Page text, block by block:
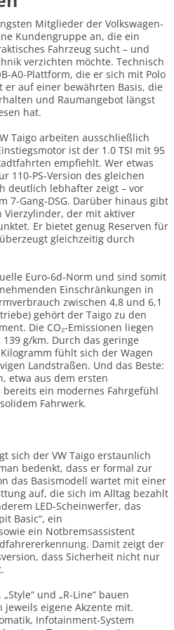
Mitglieder der Volkswagen-
Kundengruppe an, die ein
Fahrzeug sucht – und
verzichten möchte. Technisch
A0-Plattform, die er sich mit Polo
er auf einer bewährten Basis, die
und Raumangebot längst
hat.
Taigo arbeiten ausschließlich
ist der 1.0 TSI mit 95
empfiehlt. Wer etwas
110-PS-Version des gleichen
deutlich lebhafter zeigt – vor
7-Gang-DSG. Darüber hinaus gibt
Vierzylinder, der mit aktiver
Er bietet genug Reserven für
gleichzeitig durch
Euro-6d-Norm und sind somit
Einschränkungen in
zwischen 4,8 und 6,1
gehört der Taigo zu den
Die CO₂-Emissionen liegen
g/km. Durch das geringe
fühlt sich der Wagen
Landstraßen. Und das Beste:
etwa aus dem ersten
ein modernes Fahrgefühl
Fahrwerk.
sich der VW Taigo erstaunlich
bedenkt, dass er formal zur
das Basismodell wartet mit einer
auf, die sich im Alltag bezahlt
LED-Scheinwerfer, das
Basic“, ein
ein Notbremsassistent
Damit zeigt der
dass Sicherheit nicht nur
und „R-Line“ bauen
eigene Akzente mit.
Infotainment-System